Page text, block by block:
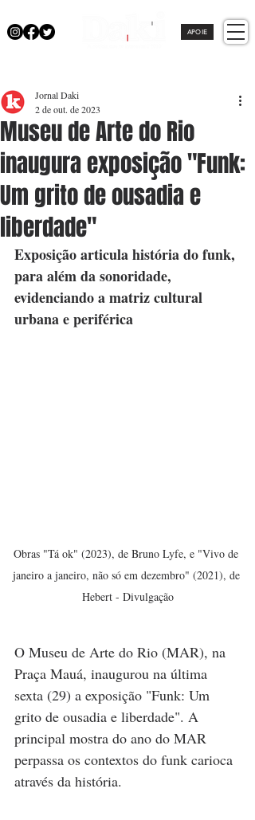
APOIE
Museu de Arte do Rio
inaugura exposição "Funk:
Um grito de ousadia e
liberdade"
Jornal Daki
2 de out. de 2023
Exposição articula história do funk,
para além da sonoridade,
evidenciando a matriz cultural
urbana e periférica
Obras "Tá ok" (2023), de Bruno Lyfe, e "Vivo de
janeiro a janeiro, não só em dezembro" (2021), de
Hebert - Divulgação
O Museu de Arte do Rio (MAR), na
Praça Mauá, inaugurou na última
sexta (29) a exposição "Funk: Um
grito de ousadia e liberdade". A
principal mostra do ano do MAR
perpassa os contextos do funk carioca
através da história.